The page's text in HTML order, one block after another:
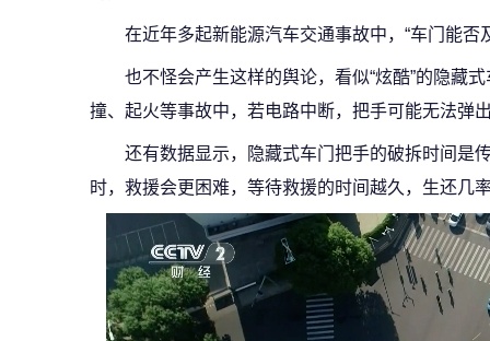
在近年多起新能源汽车交通事故中，“车门能否
也不怪会产生这样的舆论，看似“炫酷”的隐藏
撞、起火等事故中，若电路中断，把手可能无法弹
还有数据显示，隐藏式车门把手的破拆时间是
时，救援会更困难，等待救援的时间越久，生还几